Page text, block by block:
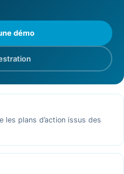
démo
les plans d’action issus des